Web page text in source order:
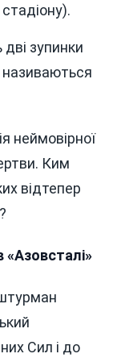
дві зупинки
називаються
неймовірної
Ким
відтепер
«Азовсталі»
Сил і до